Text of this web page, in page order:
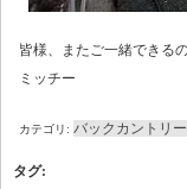
皆様、またご一緒できる
ミッチー
カテゴリ: バックカントリー
タグ: